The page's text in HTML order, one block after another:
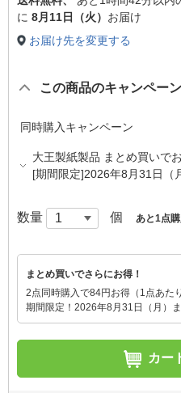
に 8月11日（火） お届け
お届け先を変更する
この商品のキャンペーン
同時購入キャンペーン
大王製紙製品 まとめ買いで
[期間限定]2026年8月31日（
数量 個 あと1点
まとめ買いでさらにお得！
2点同時購入で84円お得（1点あた
期間限定！2026年8月31日（月）
カー